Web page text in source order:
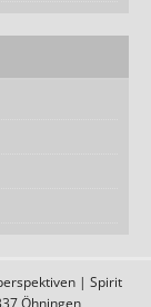
| Spirit
Öhningen